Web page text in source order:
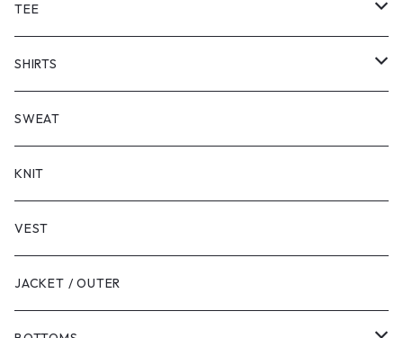
TEE
SHORT SLEEVE
LONG SLEEVE
SHIRTS
SHORT SLEEVE
LONG SLEEVE
SWEAT
KNIT
VEST
JACKET / OUTER